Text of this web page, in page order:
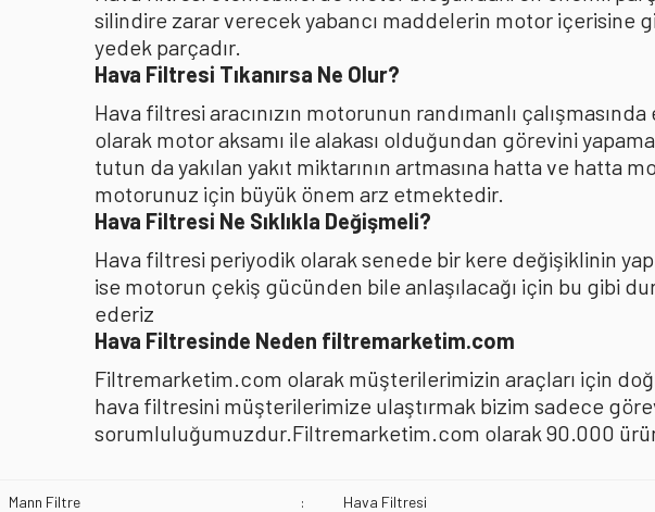
silindire zarar verecek yabancı maddelerin motor içerisine
yedek parçadır.
Hava Filtresi Tıkanırsa Ne Olur?
Hava filtresi aracınızın motorunun randımanlı
olarak motor aksamı ile alakası olduğundan görevini
tutun da yakılan yakıt miktarının artmasına hatta ve hatta
motorunuz için büyük önem arz etmektedir.
Hava Filtresi Ne Sıklıkla Değişmeli?
Hava filtresi periyodik olarak senede bir kere değişiklinin
ise motorun çekiş gücünden bile anlaşılacağı için bu gibi
ederiz
Hava Filtresinde Neden filtremarketim.com
Filtremarketim.com olarak müşterilerimizin araçları için
hava filtresini müşterilerimize ulaştırmak bizim sadece
sorumluluğumuzdur.Filtremarketim.com olarak 90.000
Mann Filtre : Hava Filtresi